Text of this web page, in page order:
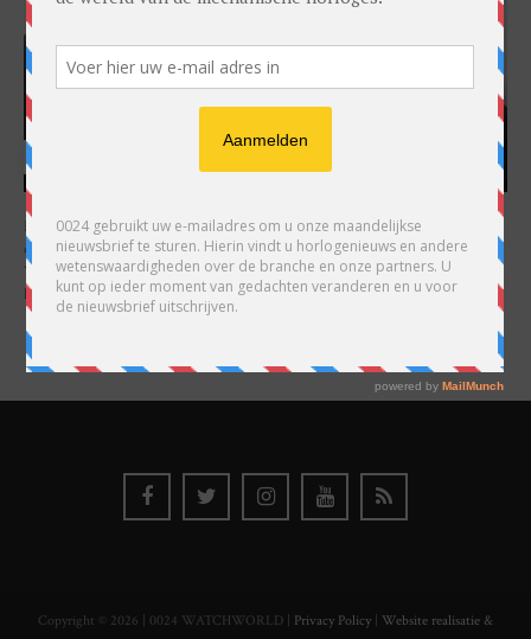
Hoofdredacteur en uitgever van 0024 Horloges. Een horlogeliefhebber en
ondernemer in hart en nieren, voor wie de liefde al decennia teruggaat. Voor
Wijnschenk is uitgeven levenslange passie, net als de oneindige interesse in
horloges.
Copyright © 2026 | 0024 WATCHWORLD | Privacy Policy Website realisatie &